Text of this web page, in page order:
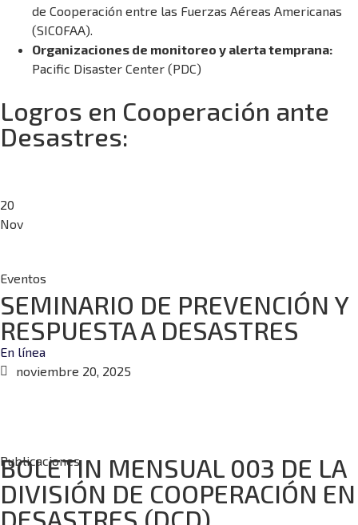
de Cooperación entre las Fuerzas Aéreas Americanas
(SICOFAA).
Organizaciones de monitoreo y alerta temprana:
Pacific Disaster Center (PDC)
Logros en Cooperación ante
Desastres:
20
Nov
Eventos
SEMINARIO DE PREVENCIÓN Y
RESPUESTA A DESASTRES
En línea
noviembre 20, 2025
Publicaciones
BOLETIN MENSUAL 003 DE LA
DIVISIÓN DE COOPERACIÓN EN
DESASTRES (DCD)